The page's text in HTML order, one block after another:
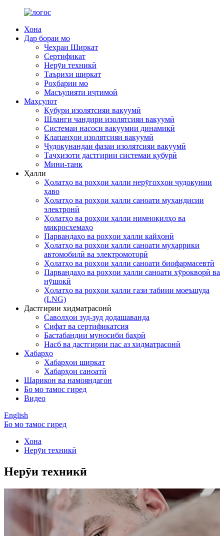
Хона
Дар бораи мо
Чеҳраи Ширкат
Сертификат
Нерӯи техникӣ
Таърихи ширкат
Роҳбарии мо
Масъулияти иҷтимоӣ
Маҳсулот
Қубури изолятсияи вакуумӣ
Шланги чандири изолятсияи вакуумӣ
Системаи насоси вакуумии динамикӣ
Клапанҳои изолятсияи вакуумӣ
Ҷудокунандаи фазаи изолятсияи вакуумӣ
Таҷҳизоти дастгирии системаи қубурӣ
Мини-танк
Ҳалли
Ҳолатҳо ва роҳҳои ҳалли нерӯгоҳҳои ҷудокунии
ҳаво
Ҳолатҳо ва роҳҳои ҳалли саноати муҳандисии
электронӣ
Ҳолатҳо ва роҳҳои ҳалли нимноқилҳо ва
микросхемаҳо
Парвандаҳо ва роҳҳои ҳалли кайҳонӣ
Ҳолатҳо ва роҳҳои ҳалли саноати муҳаррики
автомобилӣ ва электромоторӣ
Ҳолатҳо ва роҳҳои ҳалли саноати биофармасевтӣ
Парвандаҳо ва роҳҳои ҳалли саноати хӯрокворӣ ва
нӯшокӣ
Ҳолатҳо ва роҳҳои ҳалли гази табиии моеъшуда
(LNG)
Дастгирии хидматрасонӣ
Саволҳои зуд-зуд додашаванда
Сифат ва сертификатсия
Бастабандии муносиби баҳрӣ
Насб ва дастгирии пас аз хидматрасонӣ
Хабарҳо
Хабарҳои ширкат
Хабарҳои саноатӣ
Шарикон ва намояндагон
Бо мо тамос гиред
Видео
English
Бо мо тамос гиред
Хона
Нерӯи техникӣ
Нерӯи техникӣ